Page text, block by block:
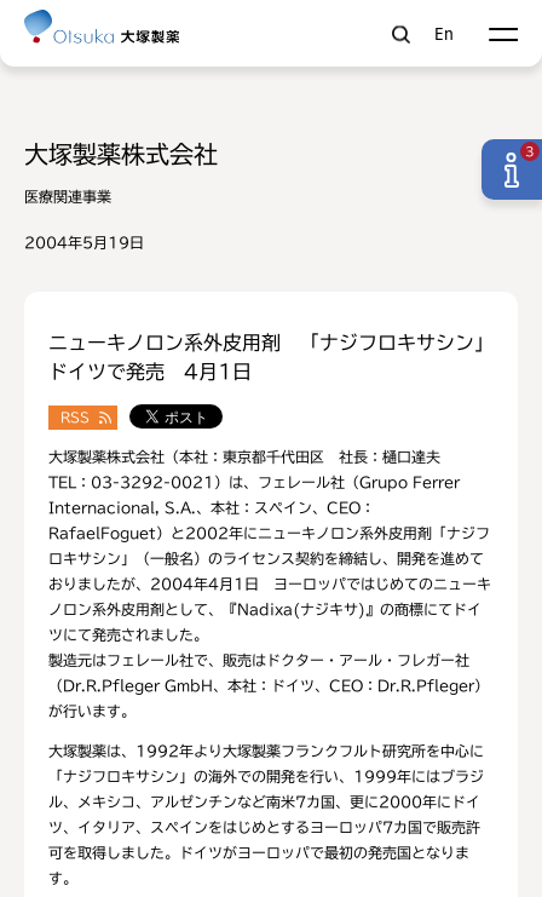
En
大塚製薬株式会社
医療関連事業
2004年5月19日
ニューキノロン系外皮用剤 「ナジフロキサシン」
ドイツで発売 4月1日
RSS
大塚製薬株式会社（本社：東京都千代田区 社長：樋口達夫
TEL：03-3292-0021）は、フェレール社（Grupo Ferrer
Internacional, S.A.、本社：スペイン、CEO：
RafaelFoguet）と2002年にニューキノロン系外皮用剤「ナジフ
ロキサシン」（一般名）のライセンス契約を締結し、開発を進めて
おりましたが、2004年4月1日 ヨーロッパではじめてのニューキ
ノロン系外皮用剤として、『Nadixa(ナジキサ)』の商標にてドイ
ツにて発売されました。
製造元はフェレール社で、販売はドクター・アール・フレガー社
（Dr.R.Pfleger GmbH、本社：ドイツ、CEO：Dr.R.Pfleger）
が行います。
大塚製薬は、1992年より大塚製薬フランクフルト研究所を中心に
「ナジフロキサシン」の海外での開発を行い、1999年にはブラジ
ル、メキシコ、アルゼンチンなど南米7カ国、更に2000年にドイ
ツ、イタリア、スペインをはじめとするヨーロッパ7カ国で販売許
可を取得しました。ドイツがヨーロッパで最初の発売国となりま
す。
3